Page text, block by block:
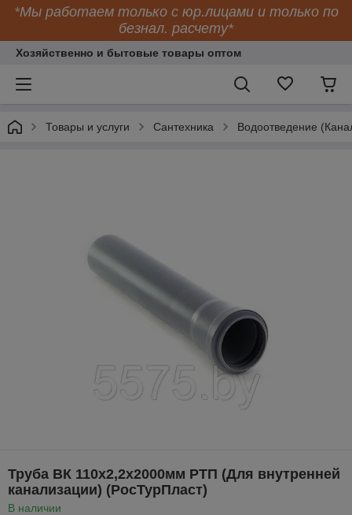
*Мы работаем только с юр.лицами и только по
безнал. расчету*
Хозяйственно и бытовые товары оптом
Товары и услуги Сантехника Водоотведение
Труба ВК 110х2,2х2000мм РТП (Для внутренней
канализации) (РосТурПласт)
В наличии